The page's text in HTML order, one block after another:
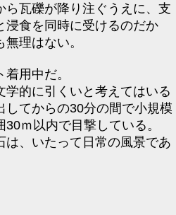
ら瓦礫が降り注ぐうえに、支
浸食を同時に受けるのだか
理はない。
用中だ。
学的に引くいと考えてはいる
してからの30分の間で小規模
ｍ以内で目撃している。
は、いたって日常の風景であ